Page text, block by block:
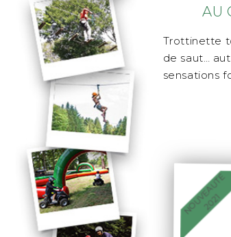
AU
Trottinette
de saut…
sensations
NOUVEAUTÉ
2021